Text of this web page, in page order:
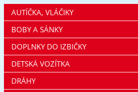
AUTÍČKA, VLÁČIKY
BOBY A SÁNKY
DOPLNKY DO IZBIČKY
DETSKÁ VOZÍTKA
DRÁHY